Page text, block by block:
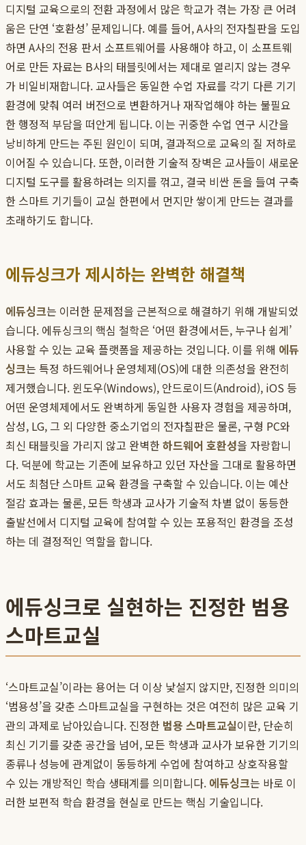
디지털 교육으로의 전환 과정에서 많은 학교가 겪는 가장 큰 어려
움은 단연 ‘호환성’ 문제입니다. 예를 들어, A사의 전자칠판을 도입
하면 A사의 전용 판서 소프트웨어를 사용해야 하고, 이 소프트웨
어로 만든 자료는 B사의 태블릿에서는 제대로 열리지 않는 경우
가 비일비재합니다. 교사들은 동일한 수업 자료를 각기 다른 기기
환경에 맞춰 여러 버전으로 변환하거나 재작업해야 하는 불필요
한 행정적 부담을 떠안게 됩니다. 이는 귀중한 수업 연구 시간을
낭비하게 만드는 주된 원인이 되며, 결과적으로 교육의 질 저하로
이어질 수 있습니다. 또한, 이러한 기술적 장벽은 교사들이 새로운
디지털 도구를 활용하려는 의지를 꺾고, 결국 비싼 돈을 들여 구축
한 스마트 기기들이 교실 한편에서 먼지만 쌓이게 만드는 결과를
초래하기도 합니다.
에듀싱크가 제시하는 완벽한 해결책
에듀싱크는 이러한 문제점을 근본적으로 해결하기 위해 개발되었
습니다. 에듀싱크의 핵심 철학은 ‘어떤 환경에서든, 누구나 쉽게’
사용할 수 있는 교육 플랫폼을 제공하는 것입니다. 이를 위해 에듀
싱크는 특정 하드웨어나 운영체제(OS)에 대한 의존성을 완전히
제거했습니다. 윈도우(Windows), 안드로이드(Android), iOS 등
어떤 운영체제에서도 완벽하게 동일한 사용자 경험을 제공하며,
삼성, LG, 그 외 다양한 중소기업의 전자칠판은 물론, 구형 PC와
최신 태블릿을 가리지 않고 완벽한하드웨어 호환성을 자랑합니
다. 덕분에 학교는 기존에 보유하고 있던 자산을 그대로 활용하면
서도 최첨단 스마트 교육 환경을 구축할 수 있습니다. 이는 예산
절감 효과는 물론, 모든 학생과 교사가 기술적 차별 없이 동등한
출발선에서 디지털 교육에 참여할 수 있는 포용적인 환경을 조성
하는 데 결정적인 역할을 합니다.
에듀싱크로 실현하는 진정한 범용
스마트교실
‘스마트교실’이라는 용어는 더 이상 낯설지 않지만, 진정한 의미의
‘범용성’을 갖춘 스마트교실을 구현하는 것은 여전히 많은 교육 기
관의 과제로 남아있습니다. 진정한 범용 스마트교실이란, 단순히
최신 기기를 갖춘 공간을 넘어, 모든 학생과 교사가 보유한 기기의
종류나 성능에 관계없이 동등하게 수업에 참여하고 상호작용할
수 있는 개방적인 학습 생태계를 의미합니다. 에듀싱크는 바로 이
러한 보편적 학습 환경을 현실로 만드는 핵심 기술입니다.